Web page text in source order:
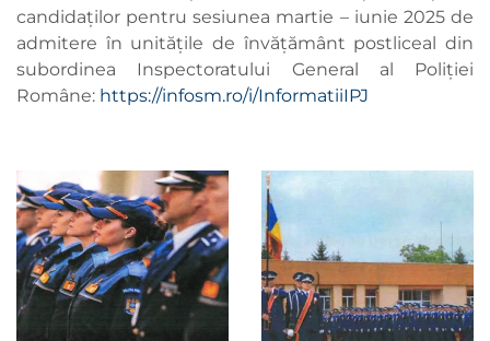
candidaților pentru sesiunea martie – iunie 2025 de
admitere în unitățile de învățământ postliceal din
subordinea Inspectoratului General al Poliției
Române: https://infosm.ro/i/InformatiiIPJ